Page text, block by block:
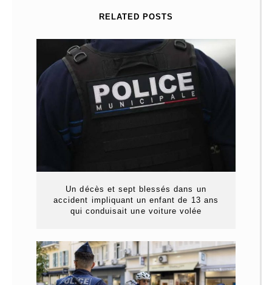
RELATED POSTS
Un décès et sept blessés dans un
accident impliquant un enfant de 13 ans
qui conduisait une voiture volée